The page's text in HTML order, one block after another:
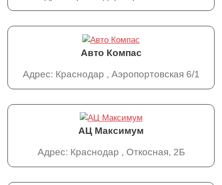
Авто Компас
Адрес: Краснодар , Аэропортовская 6/1
АЦ Максимум
Адрес: Краснодар , Откосная, 2Б